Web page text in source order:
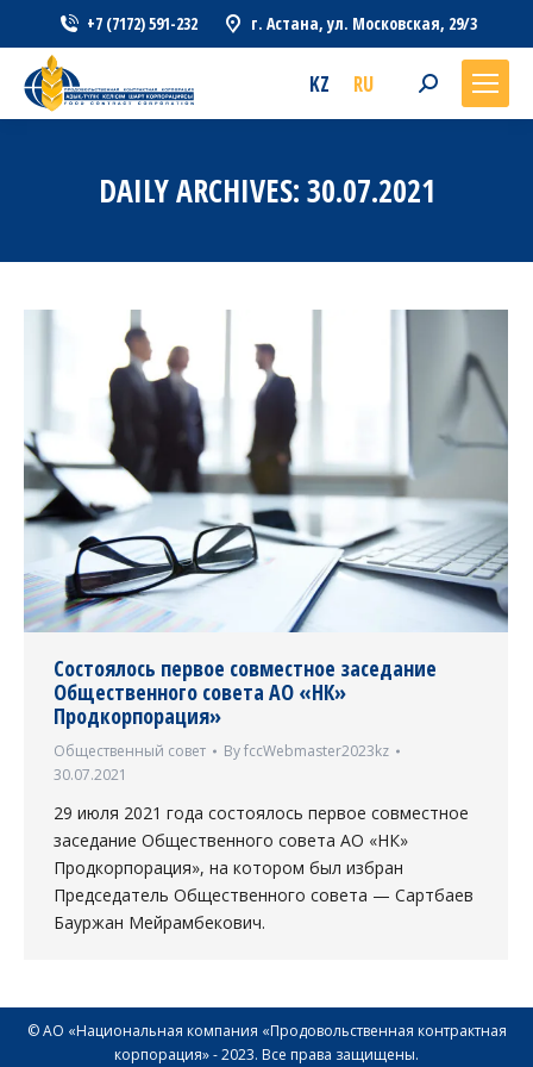
+7 (7172) 591-232 г. Астана, ул. Московская, 29/3
KZ RU Search:
DAILY ARCHIVES:30.07.2021
Состоялось первое совместное заседание
Общественного совета АО «НК»
Продкорпорация»
Общественный совет ByfccWebmaster2023kz
30.07.2021
29 июля 2021 года состоялось первое совместное
заседание Общественного совета АО «НК»
Продкорпорация», на котором был избран
Председатель Общественного совета — Сартбаев
Бауржан Мейрамбекович.
© АО «Национальная компания «Продовольственная контрактная
корпорация» - 2023. Все права защищены.